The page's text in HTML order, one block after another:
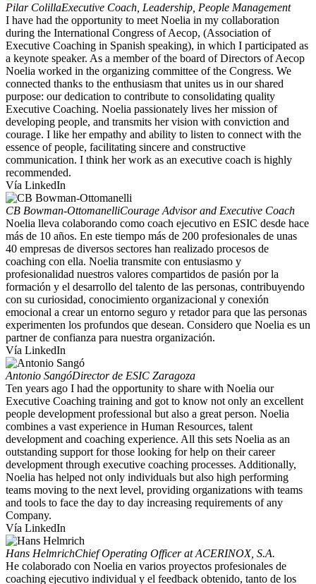
Pilar ColillaExecutive Coach, Leadership, People Management
I have had the opportunity to meet Noelia in my collaboration
during the International Congress of Aecop, (Association of
Executive Coaching in Spanish speaking), in which I participated as
a keynote speaker. As a member of the board of Directors of Aecop
Noelia worked in the organizing committee of the Congress. We
connected thanks to the enthusiasm that unites us in our shared
purpose: our dedication to contribute to consolidating quality
Executive Coaching. Noelia passionately lives her mission of
developing people, and transmits her vision with conviction and
courage. I like her empathy and ability to listen to connect with the
essence of people, facilitating sincere and constructive
communication. I think her work as an executive coach is highly
recommended.
Vía LinkedIn
CB Bowman-OttomanelliCourage Advisor and Executive Coach
Noelia lleva colaborando como coach ejecutivo en ESIC desde hace
más de 10 años. En este tiempo más de 200 profesionales de unas
40 empresas de diversos sectores han realizado procesos de
coaching con ella. Noelia transmite con entusiasmo y
profesionalidad nuestros valores compartidos de pasión por la
formación y el desarrollo del talento de las personas, contribuyendo
con su curiosidad, conocimiento organizacional y conexión
emocional a crear un entorno seguro y retador para que las personas
experimenten los profundos que desean. Considero que Noelia es un
partner de confianza para nuestra organización.
Vía LinkedIn
Antonio SangóDirector de ESIC Zaragoza
Ten years ago I had the opportunity to share with Noelia our
Executive Coaching training and got to know not only an excellent
people development professional but also a great person. Noelia
combines a vast experience in Human Resources, talent
development and coaching experience. All this sets Noelia as an
outstanding support for those looking for help on their career
development through executive coaching processes. Additionally,
Noelia has helped not only individuals but also high performing
teams moving to the next level, providing organizations with teams
and tools to face the day to day increasing requirements of any
Company.
Vía LinkedIn
Hans HelmrichChief Operating Officer at ACERINOX, S.A.
He colaborado con Noelia en varios proyectos profesionales de
coaching ejecutivo individual y el feedback obtenido, tanto de los